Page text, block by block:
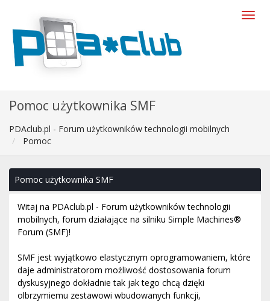
Pomoc użytkownika SMF
PDAclub.pl - Forum użytkowników technologii mobilnych
Pomoc
Pomoc użytkownika SMF
Witaj na PDAclub.pl - Forum użytkowników technologii
mobilnych, forum działające na silniku Simple Machines®
Forum (SMF)!
SMF jest wyjątkowo elastycznym oprogramowaniem, które
daje administratorom możliwość dostosowania forum
dyskusyjnego dokładnie tak jak tego chcą dzięki
olbrzymiemu zestawowi wbudowanych funkcji,